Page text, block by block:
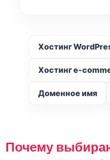
Хостинг
Хостинг e-
Доменное имя
Почему